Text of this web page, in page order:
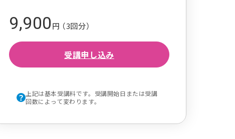
9,900円 （3回分）
受講申し込み
上記は基本受講料です。受講開始日または受講
回数によって変わります。